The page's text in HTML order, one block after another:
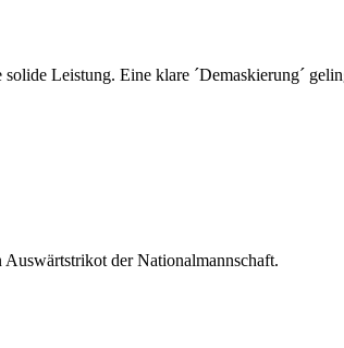
Leistung. Eine klare ´Demaskierung´
der Nationalmannschaft.